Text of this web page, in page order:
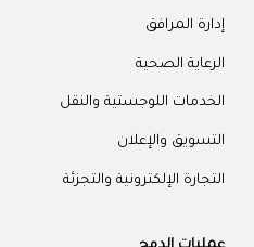
إدارة المرافق
الرعاية الصحية
الخدمات اللوجستية والنقل
التسويق والإعلان
التجارة الإلكترونية والتجزئة